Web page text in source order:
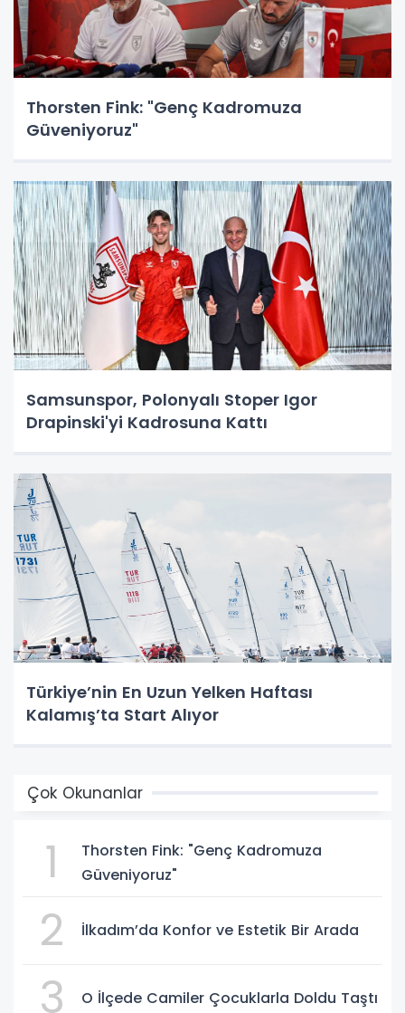
Thorsten Fink: "Genç Kadromuza
Güveniyoruz"
Samsunspor, Polonyalı Stoper Igor
Drapinski'yi Kadrosuna Kattı
Türkiye’nin En Uzun Yelken Haftası
Kalamış’ta Start Alıyor
Çok Okunanlar
1
Thorsten Fink: "Genç Kadromuza
Güveniyoruz"
2 İlkadım’da Konfor ve Estetik Bir Arada
3 O İlçede Camiler Çocuklarla Doldu Taştı